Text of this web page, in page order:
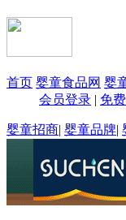
首页 婴童食品网 婴
会员登录 | 免
婴童招商| 婴童品牌|